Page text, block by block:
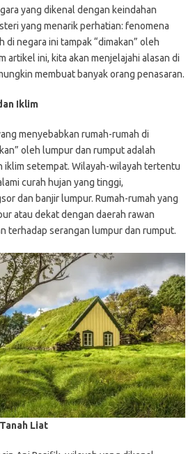
yang dikenal dengan keindahan
yang menarik perhatian: fenomena
di negara ini tampak “dimakan” oleh
artikel ini, kita akan menjelajahi alasan di
membuat banyak orang penasaran.
Iklim
menyebabkan rumah-rumah di
oleh lumpur dan rumput adalah
iklim setempat. Wilayah-wilayah tertentu
curah hujan yang tinggi,
dan banjir lumpur. Rumah-rumah yang
atau dekat dengan daerah rawan
terhadap serangan lumpur dan rumput.
Liat